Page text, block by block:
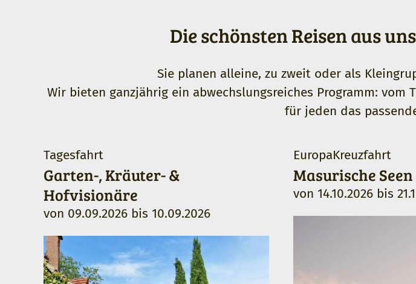
Die schönsten Reisen aus
Sie planen alleine, zu zweit oder als
Wir bieten ganzjährig ein abwechslungsreiches Programm:
für jeden das
Tagesfahrt
Garten-, Kräuter- &
Hofvisionäre
von 09.09.2026 bis 10.09.2026
EuropaKreuzfahrt
Masurische Seen
von 14.10.2026 bis